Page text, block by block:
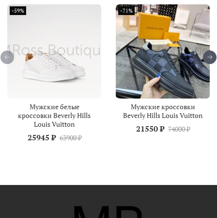
-59%
Мужские белые
кроссовки Beverly Hills
Louis Vuitton
25945 ₽ 63900 ₽
-71%
Мужские кроссовки
Beverly Hills Louis Vuitton
21550 ₽ 74000 ₽